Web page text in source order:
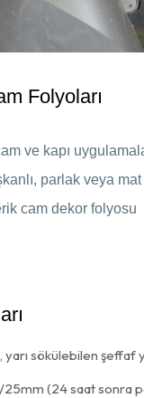
Folyoları
ve kapı
parlak veya
cam dekor folyosu
sökülebilen şeffaf
25mm (24 saat sonra